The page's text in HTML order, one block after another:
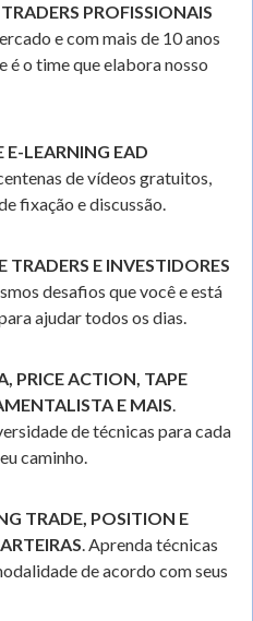
PROFISSIONAIS
e com mais de 10 anos
é o time que elabora nosso
LEARNING EAD
de vídeos gratuitos,
fixação e discussão.
E INVESTIDORES
desafios que você e está
ajudar todos os dias.
PRICE ACTION, TAPE
E MAIS.
de técnicas para cada
caminho.
TRADE, POSITION E
. Aprenda técnicas
de acordo com seus